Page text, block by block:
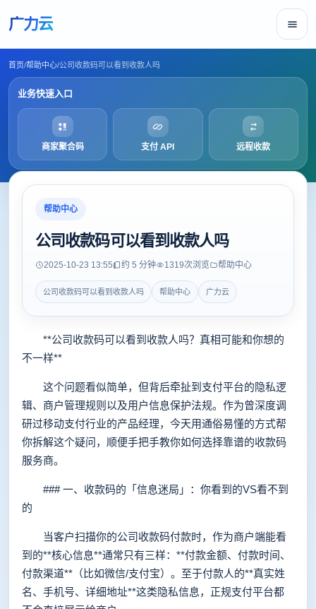
广力云
首页/帮助中心/公司收款码可以看到收款人吗
业务快速入口
商家聚合码 支付 API 远程收款
帮助中心
公司收款码可以看到收款人吗
2025-10-23 13:55 约 5 分钟 1319次浏览 帮助中心
公司收款码可以看到收款人吗 帮助中心 广力云
**公司收款码可以看到收款人吗？真相可能和你想的
不一样**
这个问题看似简单，但背后牵扯到支付平台的隐私逻
辑、商户管理规则以及用户信息保护法规。作为曾深度调
研过移动支付行业的产品经理，今天用通俗易懂的方式帮
你拆解这个疑问，顺便手把手教你如何选择靠谱的收款码
服务商。
### 一、收款码的「信息迷局」：你看到的VS看不到
的
当客户扫描你的公司收款码付款时，作为商户端能看
到的**核心信息**通常只有三样：**付款金额、付款时间、
付款渠道**（比如微信/支付宝）。至于付款人的**真实姓
名、手机号、详细地址**这类隐私信息，正规支付平台都